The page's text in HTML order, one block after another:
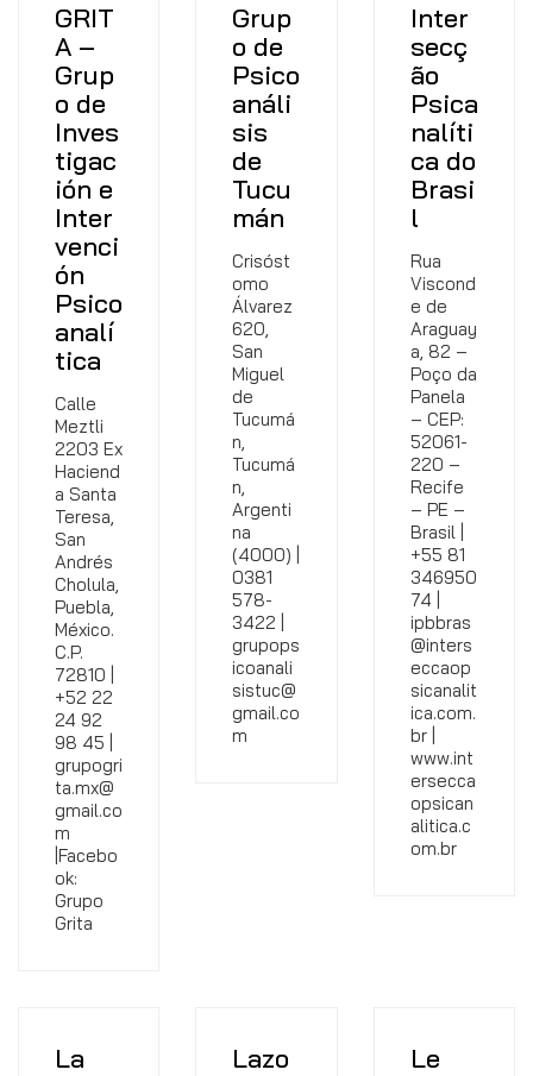
GRIT
A –
Grup
o de
Inves
tigac
ión e
Inter
venci
ón
Psico
analí
tica
Calle
Meztli
2203 Ex
Haciend
a Santa
Teresa,
San
Andrés
Cholula,
Puebla,
México.
C.P.
72810 |
+52 22
24 92
98 45 |
grupogri
ta.mx@
gmail.co
m
|Facebo
ok:
Grupo
Grita
Grup
o de
Psico
análi
sis
de
Tucu
mán
Crisóst
omo
Álvarez
620,
San
Miguel
de
Tucumá
n,
Tucumá
n,
Argenti
na
(4000) |
0381
578-
3422 |
grupops
icoanali
sistuc@
gmail.co
m
Inter
secç
ão
Psica
nalíti
ca do
Brasi
l
Rua
Viscond
e de
Araguay
a, 82 –
Poço da
Panela
– CEP:
52061-
220 –
Recife
– PE –
Brasil |
+55 81
346950
74 |
ipbbras
@inters
eccaop
sicanalit
ica.com.
br |
www.int
ersecca
opsican
alitica.c
om.br
La
Lazo
Le